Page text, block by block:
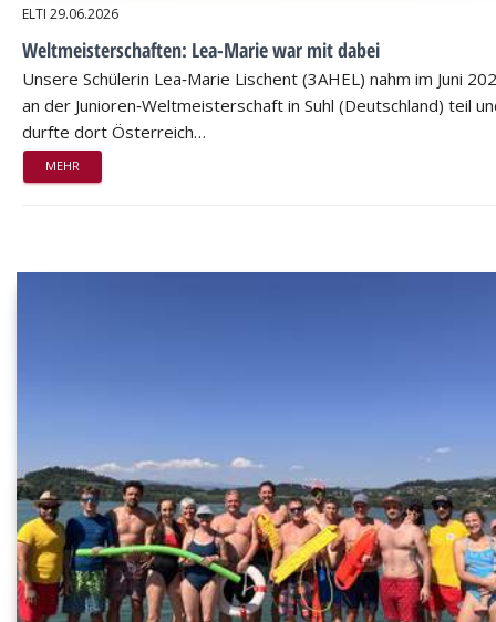
ELTI 29.06.2026
Weltmeisterschaften: Lea-Marie war mit dabei
Unsere Schülerin Lea‑Marie Lischent (3AHEL) nahm im Juni
an der Junioren‑Weltmeisterschaft in Suhl (Deutschland) teil
durfte dort Österreich…
MEHR